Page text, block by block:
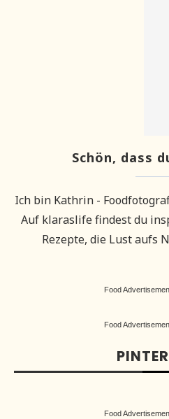
Schön, dass
Ich bin Kathrin -
Auf klaraslife findest du
Rezepte, die Lust aufs
Food
Food
Food